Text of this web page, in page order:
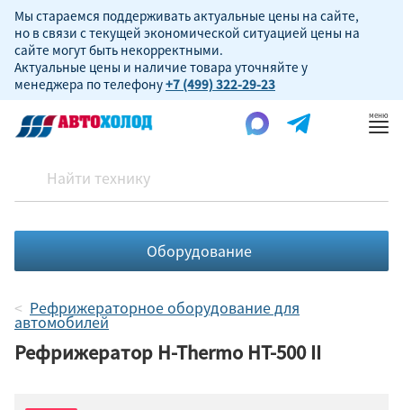
Мы стараемся поддерживать актуальные цены на сайте,
но в связи с текущей экономической ситуацией цены на
сайте могут быть некорректными.
Актуальные цены и наличие товара уточняйте у
менеджера по телефону+7 (499) 322-29-23
Оборудование
Рефрижераторное оборудование для
автомобилей
Рефрижератор H-Thermo HT-500 II